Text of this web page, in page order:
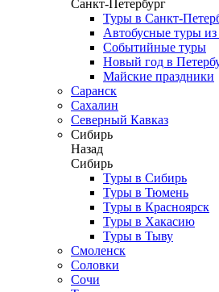
Санкт-Петербург
Туры в Санкт-
Автобусные туры
Событийные туры
Новый год в
Майские праздники
Саранск
Сахалин
Северный Кавказ
Сибирь
Назад
Сибирь
Туры в Сибирь
Туры в Тюмень
Туры в Красноярск
Туры в Хакасию
Туры в Тыву
Смоленск
Соловки
Сочи